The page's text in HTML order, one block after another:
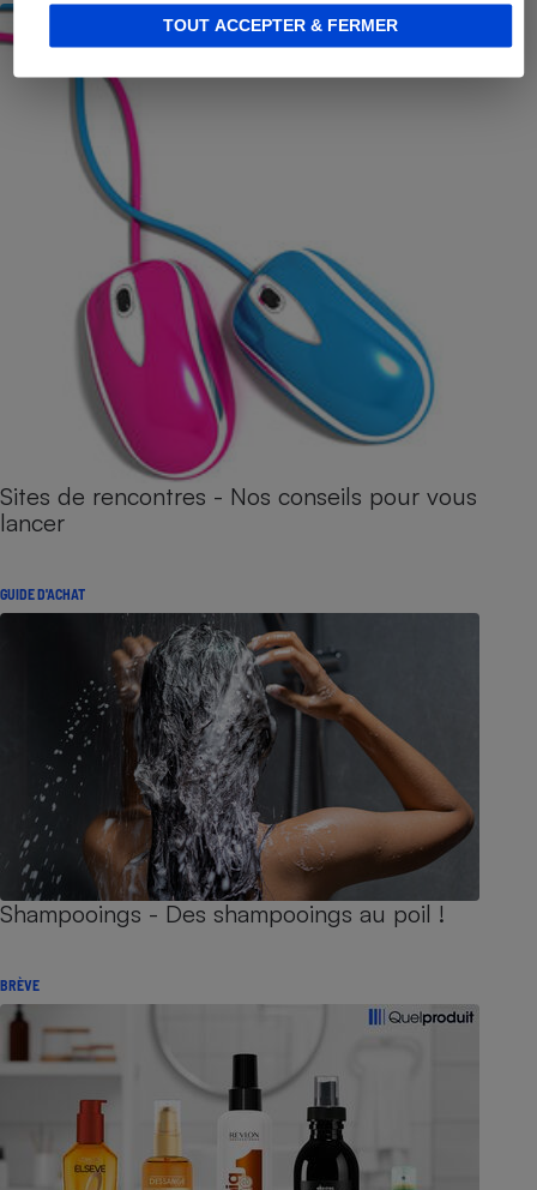
TOUT ACCEPTER & FERMER
Sites de rencontres - Nos conseils pour vous
lancer
GUIDE D'ACHAT
Shampooings - Des shampooings au poil !
BRÈVE